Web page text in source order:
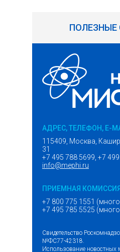
ПОЛЕЗНЫЕ
АДРЕС, ТЕЛЕФОН, E-
115409, Москва,
31
+7 495 788 5699, +7
info@mephi.ru
ПРИЕМНАЯ КОМИССИЯ
+7 800 775 1551
+7 495 785 5525
Свидетельство
№ФС77-42318.
Использование новостных